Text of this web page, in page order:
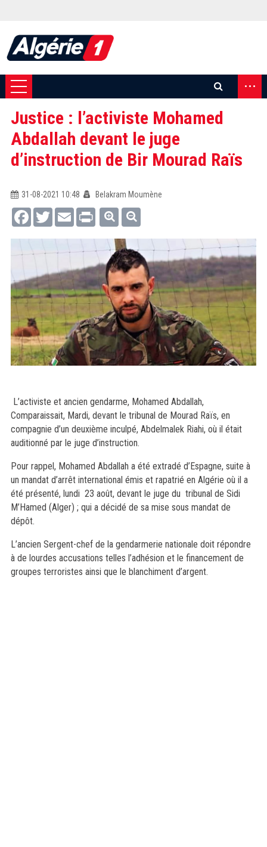
...
Justice : l’activiste Mohamed
Abdallah devant le juge
d’instruction de Bir Mourad Raïs
31-08-2021 10:48
Belakram Moumène
FacebookTwitterEmail Print
L’activiste et ancien gendarme, Mohamed Abdallah,
Comparaissait, Mardi, devant le tribunal de Mourad Raïs, en
compagnie d’un deuxième inculpé, Abdelmalek Riahi, où il était
auditionné par le juge d’instruction.
Pour rappel, Mohamed Abdallah a été extradé d’Espagne, suite à
un mandat d’arrêt international émis et rapatrié en Algérie où il a
été présenté, lundi 23 août, devant le juge du tribunal de Sidi
M’Hamed (Alger) ; qui a décidé de sa mise sous mandat de
dépôt.
L’ancien Sergent-chef de la gendarmerie nationale doit répondre
à de lourdes accusations telles l’adhésion et le financement de
groupes terroristes ainsi que le blanchiment d’argent.